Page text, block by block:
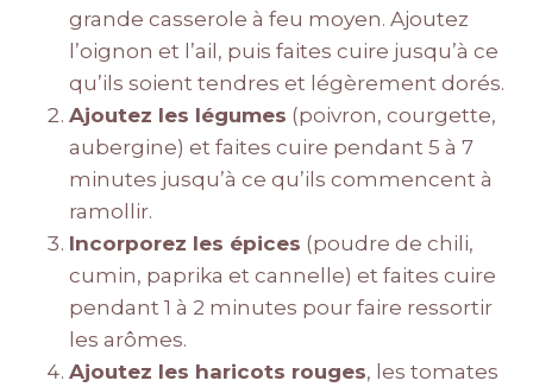
grande casserole à feu moyen. Ajoutez
l’oignon et l’ail, puis faites cuire jusqu’à ce
qu’ils soient tendres et légèrement dorés.
Ajoutez les légumes (poivron, courgette,
aubergine) et faites cuire pendant 5 à 7
minutes jusqu’à ce qu’ils commencent à
ramollir.
Incorporez les épices (poudre de chili,
cumin, paprika et cannelle) et faites cuire
pendant 1 à 2 minutes pour faire ressortir
les arômes.
Ajoutez les haricots rouges, les tomates